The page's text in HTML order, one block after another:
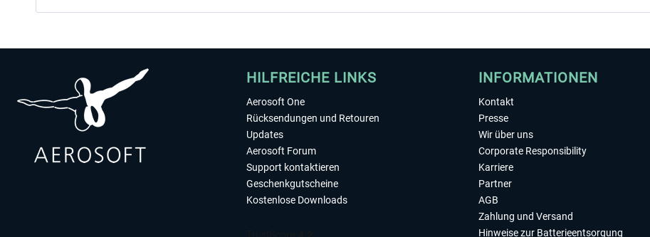
HILFREICHE LINKS
Aerosoft One
Rücksendungen und Retouren
Updates
Aerosoft Forum
Support kontaktieren
Geschenkgutscheine
Kostenlose Downloads
INFORMATIONEN
Kontakt
Presse
Wir über uns
Corporate Responsibility
Karriere
Partner
AGB
Zahlung und Versand
Hinweise zur Batterieentsorgung